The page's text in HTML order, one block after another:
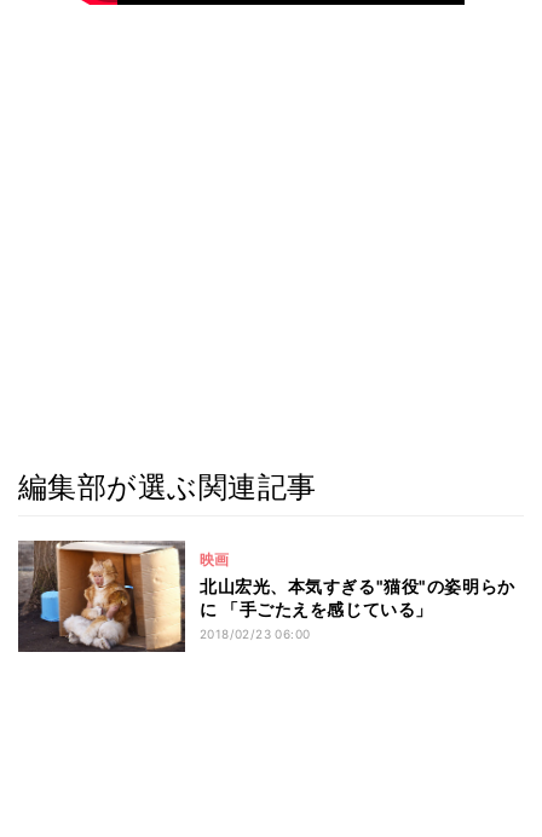
編集部が選ぶ関連記事
映画
北山宏光、本気すぎる"猫役"の姿明らか
に 「手ごたえを感じている」
2018/02/23 06:00